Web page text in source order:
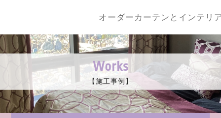
オーダーカーテンとインテリ
Works
【施工事例】